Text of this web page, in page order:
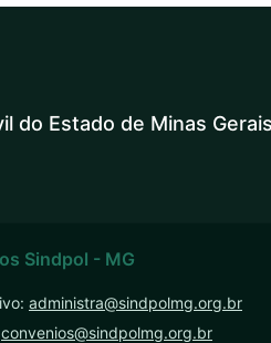
do Estado de Minas Gerais
Sindpol - MG
administra@sindpolmg.org.br
convenios@sindpolmg.org.br